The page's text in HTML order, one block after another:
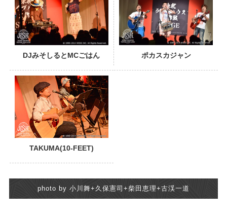
DJみそしるとMCごはん ポカスカジャン
TAKUMA(10-FEET)
photo by 小川舞+久保憲司+柴田恵理+古渓一道